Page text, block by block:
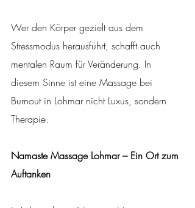
Wer den Körper gezielt aus dem
Stressmodus herausführt, schafft auch
mentalen Raum für Veränderung. In
diesem Sinne ist eine Massage bei
Burnout in Lohmar nicht Luxus, sondern
Therapie.
Namaste Massage Lohmar – Ein Ort zum
Auftanken